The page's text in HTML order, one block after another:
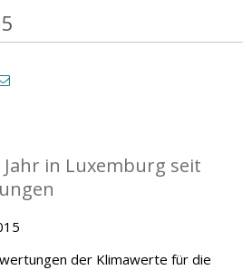
Jahr in Luxemburg seit
der Klimawerte für die